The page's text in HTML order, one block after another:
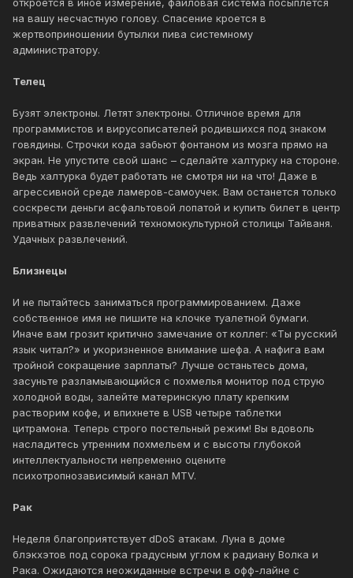
откроется в иное измерение, файловая система посыплется
на вашу несчастную голову. Спасение кроется в
жертвоприношении бутылки пива системному
администратору.
Телец
Бузят электроны. Летят электроны. Отличное время для
программистов и вирусописателей родившихся под знаком
говядины. Строчки кода забьют фонтаном из мозга прямо на
экран. Не упустите свой шанс – сделайте халтурку на стороне.
Ведь халтурка будет работать не смотря ни на что! Даже в
агрессивной среде ламеров-самоучек. Вам останется только
соскрести деньги асфальтовой лопатой и купить билет в центр
приватных развлечений техномокультурной столицы Тайваня.
Удачных развлечений.
Близнецы
И не пытайтесь заниматься программированием. Даже
собственное имя не пишите на клочке туалетной бумаги.
Иначе вам грозит критично замечание от коллег: «Ты русский
язык читал?» и укоризненное внимание шефа. А нафига вам
тройной сокращение зарплаты? Лучше останьтесь дома,
засуньте разламывающийся с похмелья монитор под струю
холодной воды, залейте материнскую плату крепким
растворим кофе, и впихнете в USB четыре таблетки
цитрамона. Теперь строго постельный режим! Вы вдоволь
насладитесь утренним похмельем и с высоты глубокой
интеллектуальности непременно оцените
психотропнозависимый канал MTV.
Рак
Неделя благоприятствует dDoS атакам. Луна в доме
блэкхэтов под сорока градусным углом к радиану Волка и
Рака. Ожидаются неожиданные встречи в офф-лайне с